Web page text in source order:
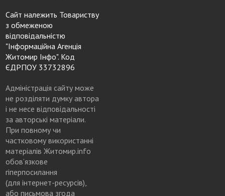
Сайт належить Товариству
з обмеженою
відповідальністю
"Інформаційна Агенція
Житомир Інфо". Код
ЄДРПОУ 33732896
Адміністрація сайту може
не розділяти думку автора
і не несе відповідальності
за авторські матеріали.
При повному чи
частковому використанні
матеріалів Житомир.info
обов’язкове
гіперпосилання
(для інтернет-ресурсів),
або письмова згода